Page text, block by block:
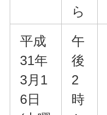
ら
平成
31年
3月1
6日
午
後
2
時